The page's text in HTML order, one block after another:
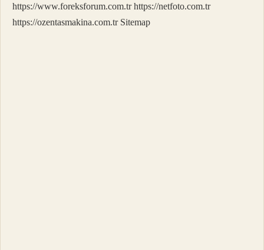
https://www.foreksforum.com.tr https://netfoto.com.tr
https://ozentasmakina.com.tr Sitemap